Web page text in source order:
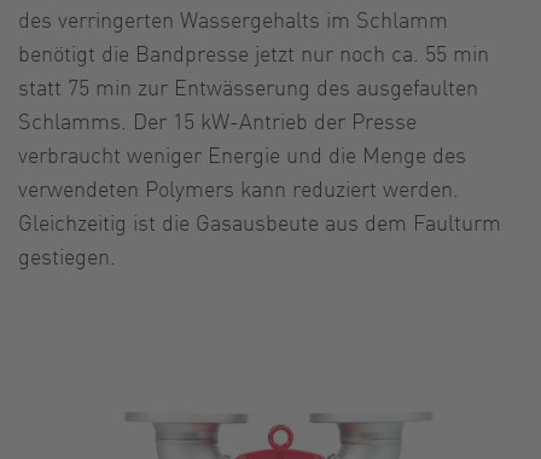
des verringerten Wassergehalts im Schlamm
benötigt die Bandpresse jetzt nur noch ca. 55 min
statt 75 min zur Entwässerung des ausgefaulten
Schlamms. Der 15 kW-Antrieb der Presse
verbraucht weniger Energie und die Menge des
verwendeten Polymers kann reduziert werden.
Gleichzeitig ist die Gasausbeute aus dem Faulturm
gestiegen.